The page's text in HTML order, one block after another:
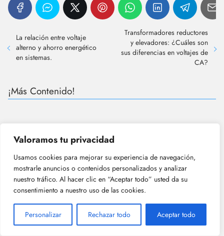
Valoramos tu privacidad
Usamos cookies para mejorar su experiencia de navegación,
mostrarle anuncios o contenidos personalizados y analizar
nuestro tráfico. Al hacer clic en “Aceptar todo” usted da su
consentimiento a nuestro uso de las cookies.
Personalizar Rechazar todo Aceptar todo
La relación entre voltaje
alterno y ahorro energético
en sistemas.
Transformadores reductores
y elevadores: ¿Cuáles son
sus diferencias en voltajes de
CA?
¡Más Contenido!